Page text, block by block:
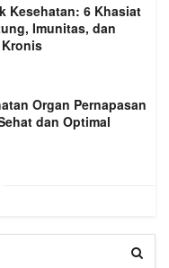
Kesehatan: 6 Khasiat
Imunitas, dan
Organ Pernapasan
dan Optimal